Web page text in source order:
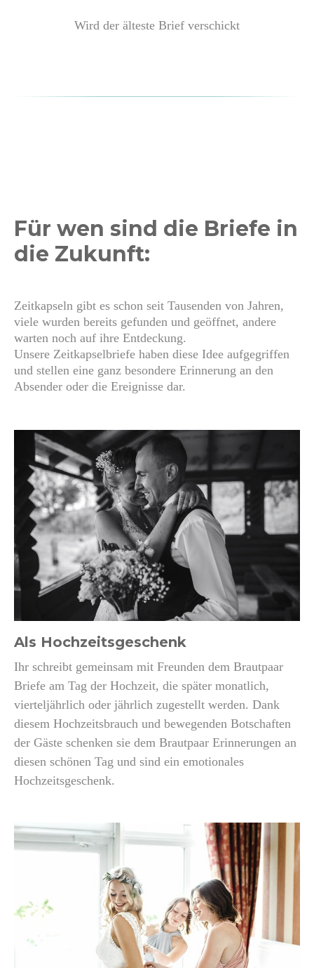
Wird der älteste Brief verschickt
Für wen sind die Briefe in
die Zukunft:
Zeitkapseln gibt es schon seit Tausenden von Jahren,
viele wurden bereits gefunden und geöffnet, andere
warten noch auf ihre Entdeckung.
Unsere Zeitkapselbriefe haben diese Idee aufgegriffen
und stellen eine ganz besondere Erinnerung an den
Absender oder die Ereignisse dar.
Als Hochzeitsgeschenk
Ihr schreibt gemeinsam mit Freunden dem Brautpaar
Briefe am Tag der Hochzeit, die später monatlich,
vierteljährlich oder jährlich zugestellt werden. Dank
diesem Hochzeitsbrauch und bewegenden Botschaften
der Gäste schenken sie dem Brautpaar Erinnerungen an
diesen schönen Tag und sind ein emotionales
Hochzeitsgeschenk.